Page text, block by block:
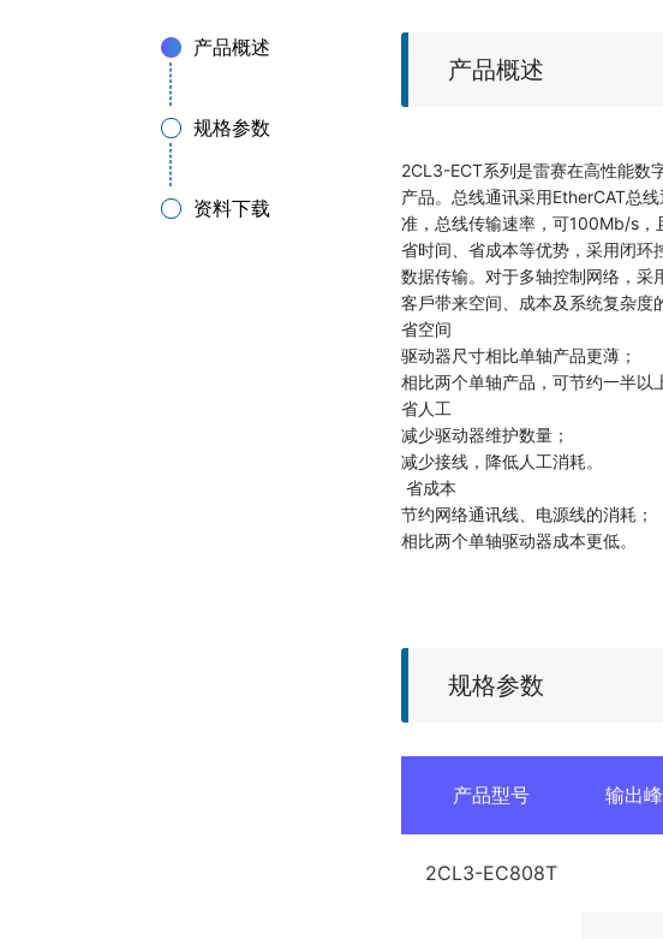
产品概述
规格参数
资料下载
产品概述
2CL3-ECT系列是雷赛在高性能数
产品。总线通讯采用EtherCAT总
准，总线传输速率，可100Mb/s，
省时间、省成本等优势，采用闭环
数据传输。对于多轴控制⽹络，采
客⼾带来空间、成本及系统复杂度
省空间
驱动器尺寸相比单轴产品更薄；
相比两个单轴产品，可节约一半以
省人工
减少驱动器维护数量；
减少接线，降低人工消耗。
省成本
节约网络通讯线、电源线的消耗；
相比两个单轴驱动器成本更低。
规格参数
产品型号 输出
2CL3-EC808T